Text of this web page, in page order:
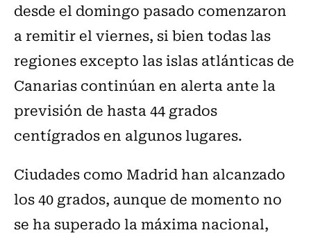
desde el domingo pasado comenzaron
a remitir el viernes, si bien todas las
regiones excepto las islas atlánticas de
Canarias continúan en alerta ante la
previsión de hasta 44 grados
centígrados en algunos lugares.
Ciudades como Madrid han alcanzado
los 40 grados, aunque de momento no
se ha superado la máxima nacional,